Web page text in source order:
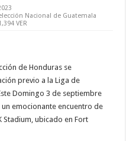
Nacional de Guatemala
VER
de Honduras se
previo a la Liga de
Domingo 3 de septiembre
un emocionante encuentro de
Stadium, ubicado en Fort